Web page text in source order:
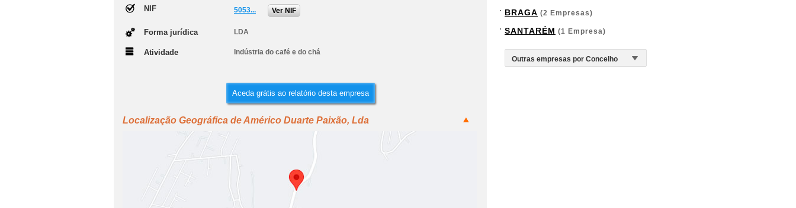
NIF 5053... Ver NIF
Forma jurídica LDA
Atividade Indústria do café e do chá
Aceda grátis ao relatório desta empresa
Localização Geográfica de Américo Duarte Paixão, Lda
BRAGA (2 Empresas)
SANTARÉM (1 Empresa)